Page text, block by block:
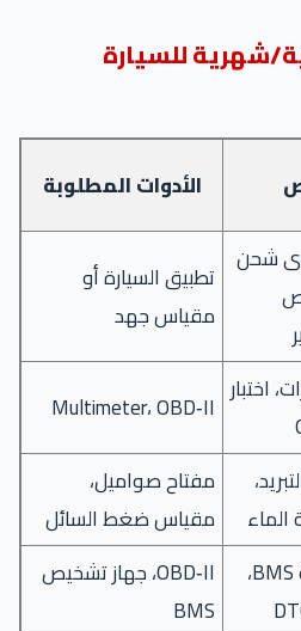
شهرية للسيارة
الأدوات المطلوبة
شحن تطبيق السيارة أو
مقياس جهد
اختبار Multimeter، OBD‑II
مفتاح صواميل،
مقياس ضغط السائل
فحص بطارية BMS،
OBD‑II، جهاز تشخيص
BMS